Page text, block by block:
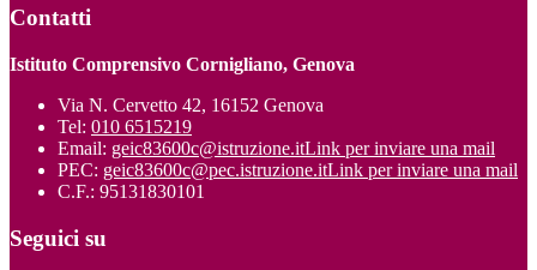
Contatti
Istituto Comprensivo Cornigliano, Genova
Via N. Cervetto 42, 16152 Genova
Tel: 010 6515219
Email: geic83600c@istruzione.itLink per inviare una mail
PEC: geic83600c@pec.istruzione.itLink per inviare una mail
C.F.: 95131830101
Seguici su